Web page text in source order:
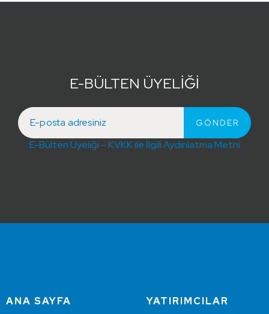
E-BÜLTEN ÜYELİĞİ
E-Bülten Üyeliği – KVKK ile İlgili Aydınlatma Metni
ANA SAYFA
YATIRIMCILAR